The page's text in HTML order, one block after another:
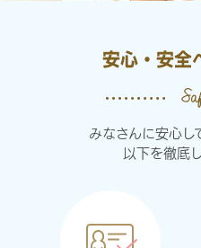
安心・安全
みなさんに安心し
以下を徹底